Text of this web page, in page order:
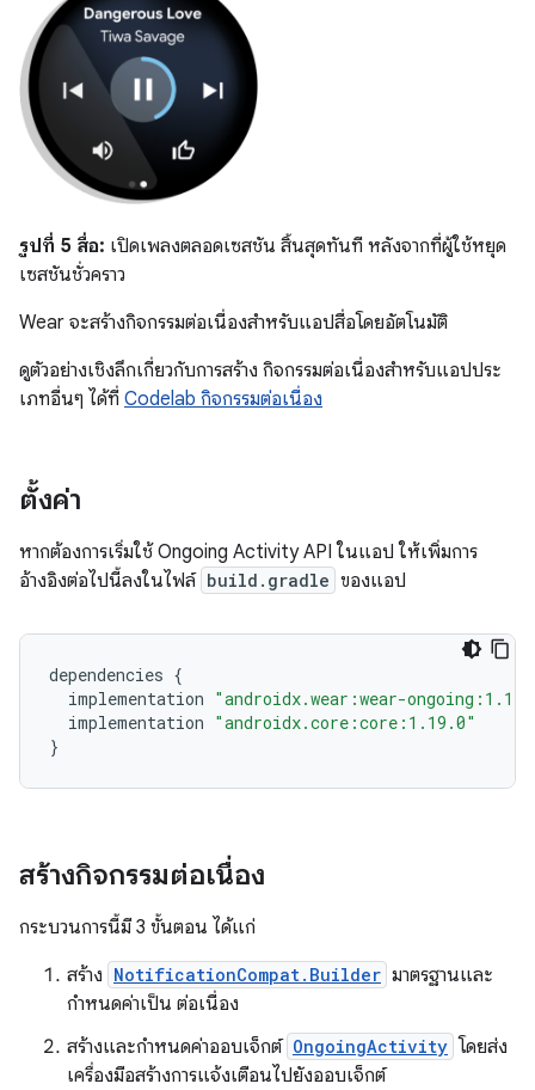
รูปที่ 5 สื่อ: เปิดเพลงตลอดเซสชัน สิ้นสุดทันที หลังจากที่ผู้ใช้หยุด
เซสชันชั่วคราว
Wear จะสร้างกิจกรรมต่อเนื่องสำหรับแอปสื่อโดยอัตโนมัติ
ดูตัวอย่างเชิงลึกเกี่ยวกับการสร้าง กิจกรรมต่อเนื่องสำหรับแอปประ
เภทอื่นๆ ได้ที่ Codelab กิจกรรมต่อเนื่อง
ตั้งค่า
หากต้องการเริ่มใช้ Ongoing Activity API ในแอป ให้เพิ่มการ
อ้างอิงต่อไปนี้ลงในไฟล์ build.gradle ของแอป
dependencies {
implementation "androidx.wear:wear-
implementation "androidx.core:core:1.19.0"
}
สร้างกิจกรรมต่อเนื่อง
กระบวนการนี้มี 3 ขั้นตอน ได้แก่
สร้าง NotificationCompat.Builder มาตรฐานและ
กำหนดค่าเป็น ต่อเนื่อง
สร้างและกำหนดค่าออบเจ็กต์ OngoingActivity โดยส่ง
เครื่องมือสร้างการแจ้งเตือนไปยังออบเจ็กต์